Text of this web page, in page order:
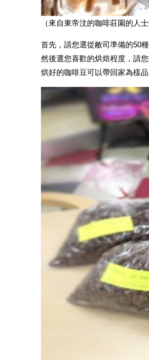
（來自東帝汶的咖啡莊園的人
首先，請您選從敝司準備的50
然後選您喜歡的烘焙程度，請
烘好的咖啡豆可以帶回家為樣品